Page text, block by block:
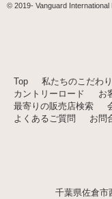
© 2019- Vanguard International
Top 私たちのこだわり
カントリーロード
お
最寄りの販売店検索
よくあるご質問
お問
千葉県佐倉市